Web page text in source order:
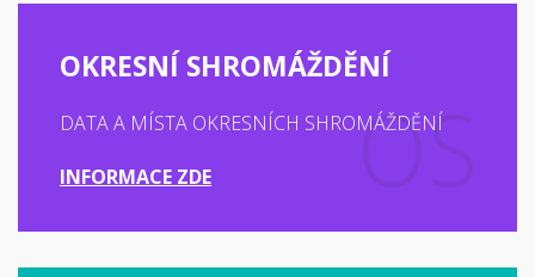
OKRESNÍ SHROMÁŽDĚNÍ
DATA A MÍSTA OKRESNÍCH SHROMÁŽDĚNÍ
INFORMACE ZDE